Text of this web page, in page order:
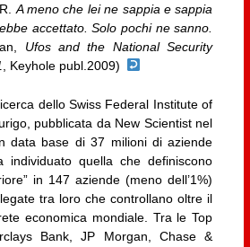
A meno che lei ne sappia e sappia
accettato. Solo pochi ne sanno.
Ufos and the National Security
, Keyhole publ.2009)
dello Swiss Federal Institute of
pubblicata da New Scientist nel
data base di 37 milioni di aziende
individuato quella che definiscono
in 147 aziende (meno dell’1%)
tra loro che controllano oltre il
economica mondiale. Tra le Top
Bank, JP Morgan, Chase &